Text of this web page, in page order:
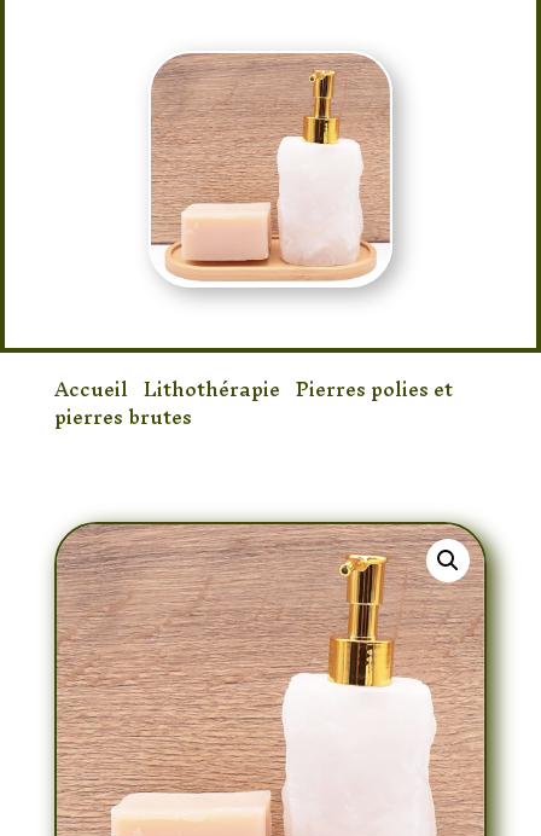
Accueil Lithothérapie Pierres polies et
pierres brutes